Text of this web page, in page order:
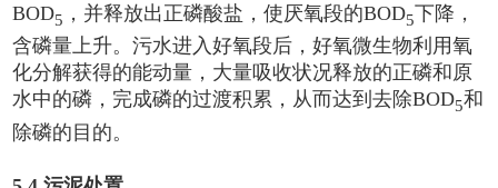
BOD5 ，并释放出正磷酸盐，使厌氧段的BOD5下降，
含磷量上升。污水进入好氧段后，好氧微生物利用氧
化分解获得的能动量，大量吸收状况释放的正磷和原
水中的磷，完成磷的过渡积累，从而达到去除BOD5和
除磷的目的。